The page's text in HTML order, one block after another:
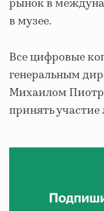
рынок в
в музее.
Все цифровые
генеральным
Михаилом
принять